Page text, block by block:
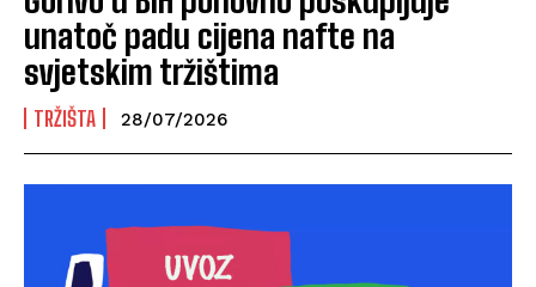
unatoč padu cijena nafte na
svjetskim tržištima
TRŽIŠTA 28/07/2026